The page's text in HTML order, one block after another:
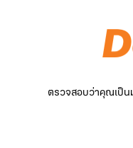
ตรวจสอบว่าคุณเป็น